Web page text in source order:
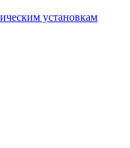
установкам